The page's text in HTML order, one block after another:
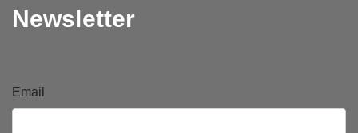
Newsletter
Email